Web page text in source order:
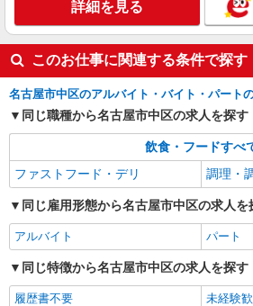
キープ
詳細を見る
このお仕事に関連する条件で探す
名古屋市中区のアルバイト・バイト・パート
同じ職種から名古屋市中区の求人を探す
飲食・フードすべ
ファストフード・デリ
調理・
同じ雇用形態から名古屋市中区の求人を
アルバイト パート
同じ特徴から名古屋市中区の求人を探す
履歴書不要
未経験